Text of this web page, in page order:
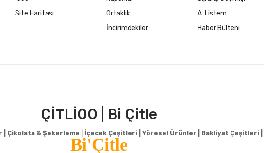
Site Haritası
Ortaklık
İndirimdekiler
A. Listem
Haber Bülteni
ÇİTLİOO | Bi Çitle
Çikolata & Şekerleme | İçecek Çeşitleri | Yöresel Ürünler | Bakliyat Çeşitleri |
Bi'Çitle